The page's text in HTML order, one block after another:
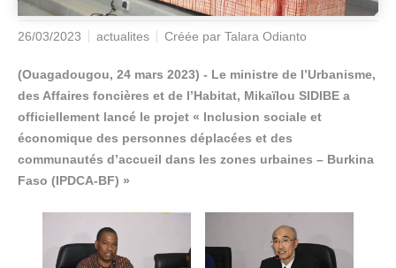
26/03/2023 actualites Créée par Talara Odianto
(Ouagadougou, 24 mars 2023) - Le ministre de l’Urbanisme,
des Affaires foncières et de l’Habitat, Mikaïlou SIDIBE a
officiellement lancé le projet « Inclusion sociale et
économique des personnes déplacées et des
communautés d’accueil dans les zones urbaines – Burkina
Faso (IPDCA-BF) »